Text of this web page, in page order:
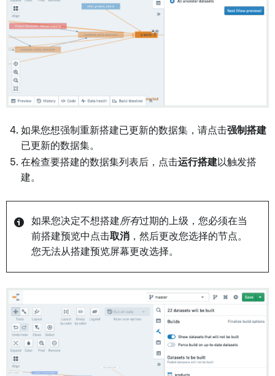
如果您想强制重新搭建已更新的数据集，请点击强制搭建
已更新的数据集。
在检查要搭建的数据集列表后，点击运行搭建以触发搭
建。
如果您决定不想搭建所有过期的上级，您必须在当
前搭建预览中点击取消 ，然后更改您选择的节点。
您无法从搭建预览屏幕更改选择。